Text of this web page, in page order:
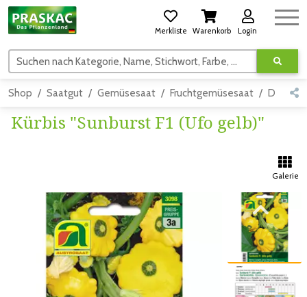
Merkliste Warenkorb Login
Suchen nach Kategorie, Name, Stichwort, Farbe, usw.
Shop Saatgut Gemüsesaat Fruchtgemüsesaat Detail
Kürbis "Sunburst F1 (Ufo gelb)"
Galerie
Zum vorigen Bild